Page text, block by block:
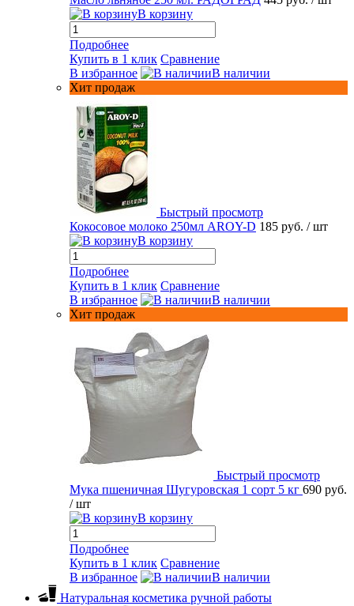
В корзину
Подробнее
Купить в 1 клик Сравнение
В избранное
В наличии
Хит продаж
Быстрый просмотр
Кокосовое молоко 250мл AROY-D 185 руб. / шт
В корзину
Подробнее
Купить в 1 клик Сравнение
В избранное
В наличии
Хит продаж
Быстрый просмотр
Мука пшеничная Шугуровская 1 сорт 5 кг 690 руб.
/ шт
В корзину
Подробнее
Купить в 1 клик Сравнение
В избранное
В наличии
Натуральная косметика ручной работы